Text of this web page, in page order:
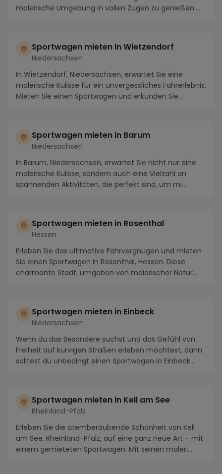
malerische Umgebung in vollen Zügen zu genießen.
Sportwagen mieten in Wietzendorf
Niedersachsen
In Wietzendorf, Niedersachsen, erwartet Sie eine
malerische Kulisse für ein unvergessliches Fahrerlebnis.
Mieten Sie einen Sportwagen und erkunden Sie...
Sportwagen mieten in Barum
Niedersachsen
In Barum, Niedersachsen, erwartet Sie nicht nur eine
malerische Kulisse, sondern auch eine Vielzahl an
spannenden Aktivitäten, die perfekt sind, um mi...
Sportwagen mieten in Rosenthal
Hessen
Erleben Sie das ultimative Fahrvergnügen und mieten
Sie einen Sportwagen in Rosenthal, Hessen. Diese
charmante Stadt, umgeben von malerischer Natur
Sportwagen mieten in Einbeck
Niedersachsen
Wenn du das Besondere suchst und das Gefühl von
Freiheit auf kurvigen Straßen erleben möchtest, dann
solltest du unbedingt einen Sportwagen in Einbeck...
Sportwagen mieten in Kell am See
Rheinland-Pfalz
Erleben Sie die atemberaubende Schönheit von Kell
am See, Rheinland-Pfalz, auf eine ganz neue Art – mit
einem gemieteten Sportwagen. Mit seinen maleri...